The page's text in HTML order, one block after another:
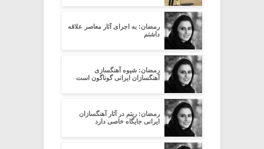
رمضان: به اجرای آثار معاصر علاقه
داشتم
رمضان: شیوه آهنگسازی
آهنگسازان ایرانی گوناگون است
رمضان: ریتم در آثار آهنگسازان
ایرانی جایگاه خاصی دارد